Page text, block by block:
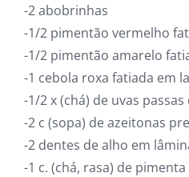
-2 abobrinhas
-1/2 pimentão vermelho
-1/2 pimentão amarelo
-1 cebola roxa fatiada em
-1/2 x (chá) de uvas passas
-2 c (sopa) de azeitonas
-2 dentes de alho em
-1 c. (chá, rasa) de